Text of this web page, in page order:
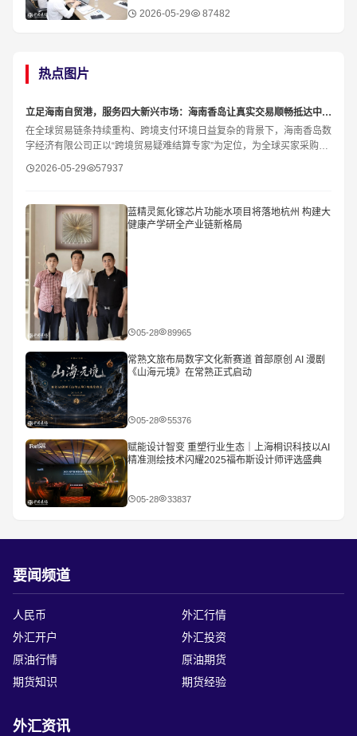
单、2026届毕业生订单“1＋1”招聘面试选拔会
2026-05-29 87482
热点图片
立足海南自贸港，服务四大新兴市场：海南香岛让真实交易顺畅抵达中国供应链
在全球贸易链条持续重构、跨境支付环境日益复杂的背景下，海南香岛数
字经济有限公司正以“跨境贸易疑难结算专家”为定位，为全球买家采购中
2026-05-29 57937
蓝精灵氮化镓芯片功能水项目将落地杭州 构建大
健康产学研全产业链新格局
05-28 89965
常熟文旅布局数字文化新赛道 首部原创 AI 漫剧
《山海元境》在常熟正式启动
05-28 55376
赋能设计智变 重塑行业生态｜上海桐识科技以AI
精准测绘技术闪耀2025福布斯设计师评选盛典
05-28 33837
要闻频道
人民币
外汇行情
外汇开户
外汇投资
原油行情
原油期货
期货知识
期货经验
外汇资讯